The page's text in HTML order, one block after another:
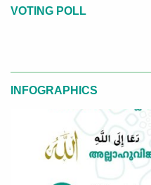
VOTING POLL
INFOGRAPHICS